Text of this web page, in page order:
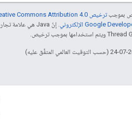
بموجبترخيص Creative Commons Attribution 4.0‏